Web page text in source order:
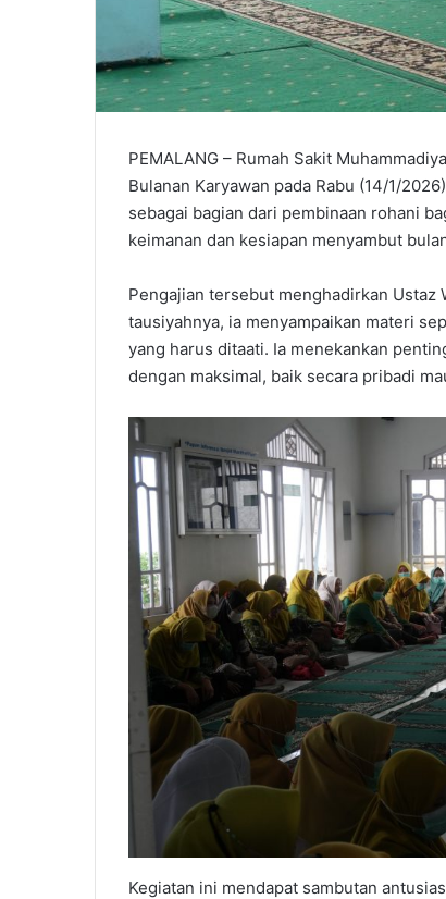
PEMALANG – Rumah Sakit
Bulanan Karyawan pada Rabu (14/1/
sebagai bagian dari pembinaan rohani
keimanan dan kesiapan menyambut
Pengajian tersebut menghadirkan Ustaz
tausiyahnya, ia menyampaikan materi
yang harus ditaati. Ia menekankan
dengan maksimal, baik secara pribadi
Kegiatan ini mendapat sambutan